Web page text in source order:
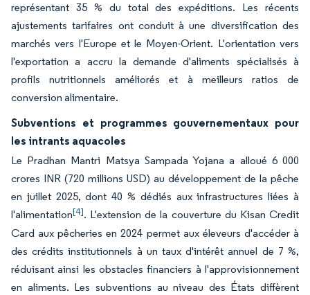
représentant 35 % du total des expéditions. Les récents
ajustements tarifaires ont conduit à une diversification des
marchés vers l'Europe et le Moyen-Orient. L'orientation vers
l'exportation a accru la demande d'aliments spécialisés à
profils nutritionnels améliorés et à meilleurs ratios de
conversion alimentaire.
Subventions et programmes gouvernementaux pour
les intrants aquacoles
Le Pradhan Mantri Matsya Sampada Yojana a alloué 6 000
crores INR (720 millions USD) au développement de la pêche
en juillet 2025, dont 40 % dédiés aux infrastructures liées à
l'alimentation[4]. L'extension de la couverture du Kisan Credit
Card aux pêcheries en 2024 permet aux éleveurs d'accéder à
des crédits institutionnels à un taux d'intérêt annuel de 7 %,
réduisant ainsi les obstacles financiers à l'approvisionnement
en aliments. Les subventions au niveau des États diffèrent